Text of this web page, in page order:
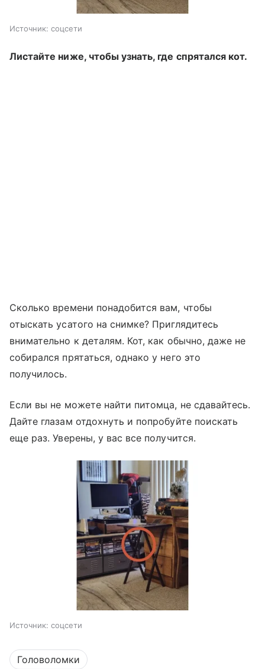
Источник: соцсети
Листайте ниже, чтобы узнать, где спрятался кот.
Сколько времени понадобится вам, чтобы
отыскать усатого на снимке? Приглядитесь
внимательно к деталям. Кот, как обычно, даже не
собирался прятаться, однако у него это
получилось.
Если вы не можете найти питомца, не сдавайтесь.
Дайте глазам отдохнуть и попробуйте поискать
еще раз. Уверены, у вас все получится.
Источник: соцсети
Головоломки